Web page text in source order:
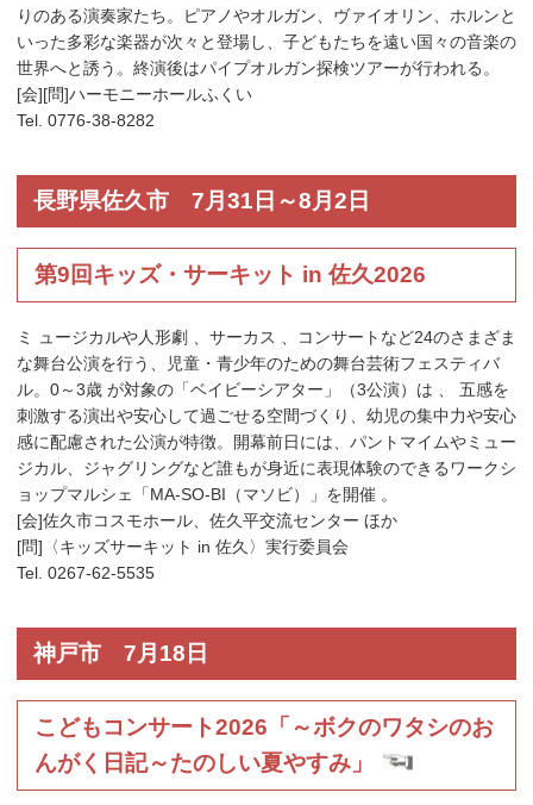
りのある演奏家たち。ピアノやオルガン、ヴァイオリン、ホルンと
いった多彩な楽器が次々と登場し、子どもたちを遠い国々の音楽の
世界へと誘う。終演後はパイプオルガン探検ツアーが行われる。
[会][問]ハーモニーホールふくい
Tel. 0776-38-8282
長野県佐久市 7月31日～8月2日
第9回キッズ・サーキット in 佐久2026
ミ ュージカルや人形劇 、サーカス 、コンサートなど24のさまざま
な舞台公演を行う、児童・青少年のための舞台芸術フェスティバ
ル。0～3歳 が対象の「ベイビーシアター」（3公演）は 、 五感を
刺激する演出や安心して過ごせる空間づくり、幼児の集中力や安心
感に配慮された公演が特徴。開幕前日には、パントマイムやミュー
ジカル、ジャグリングなど誰もが身近に表現体験のできるワークシ
ョップマルシェ「MA-SO-BI（マソビ）」を開催 。
[会]佐久市コスモホール、佐久平交流センター ほか
[問]〈キッズサーキット in 佐久〉実行委員会
Tel. 0267-62-5535
神戸市 7月18日
こどもコンサート2026「～ボクのワタシのお
んがく日記～たのしい夏やすみ」